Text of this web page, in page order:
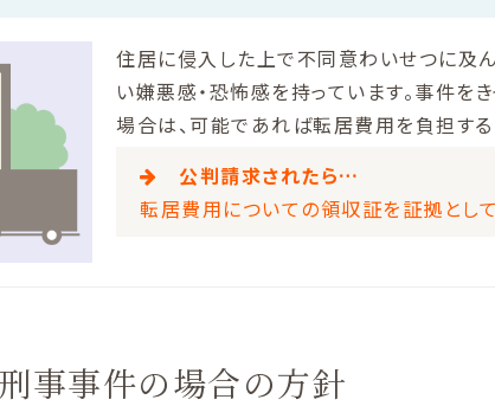
住居に侵入した上で不同意わいせつに及
い嫌悪感・恐怖感を持っています。事件を
場合は、可能であれば転居費用を負担する
公判請求されたら…
転居費用についての領収証を証拠として
事事件の場合の方針